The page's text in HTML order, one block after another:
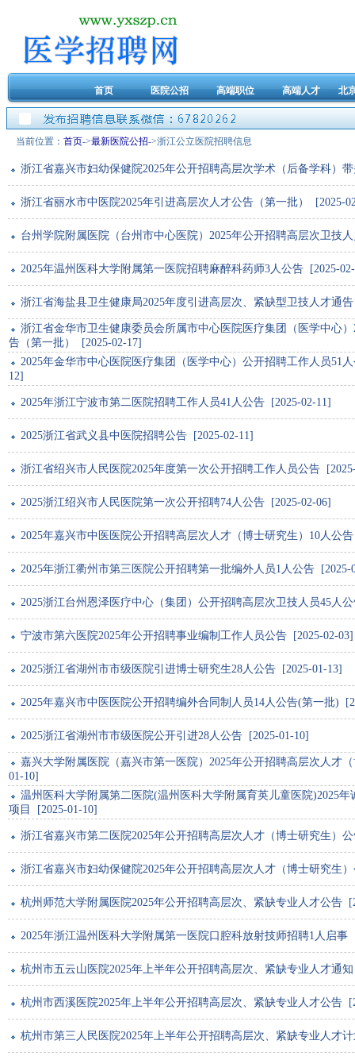
首页 医院公招 高端职位 高端人才 北
当前位置： 首页->最新医院公招->浙江公立医院招聘信息
浙江省嘉兴市妇幼保健院2025年公开招聘高层次学术（后备学科）
浙江省丽水市中医院2025年引进高层次人才公告（第一批） [2025-
台州学院附属医院（台州市中⼼医院）2025年公开招聘⾼层次卫技
2025年温州医科大学附属第一医院招聘麻醉科药师3人公告 [2025-
浙江省海盐县卫生健康局2025年度引进高层次、紧缺型卫技人才通
浙江省金华市卫生健康委员会所属市中心医院医疗集团（医学中心
告（第一批） [2025-02-17]
2025年金华市中心医院医疗集团（医学中心）公开招聘工作人员51
12]
2025年浙江宁波市第二医院招聘工作人员41人公告 [2025-02-11]
2025浙江省武义县中医院招聘公告 [2025-02-11]
浙江省绍兴市人民医院2025年度第一次公开招聘工作人员公告
2025浙江绍兴市人民医院第一次公开招聘74人公告 [2025-02-06]
2025年嘉兴市中医医院公开招聘高层次人才（博士研究生）10人公
2025年浙江衢州市第三医院公开招聘第一批编外人员1人公告 [2025-
2025浙江台州恩泽医疗中心（集团）公开招聘高层次卫技人员45人
宁波市第六医院2025年公开招聘事业编制工作人员公告 [2025-02-03]
2025浙江省湖州市市级医院引进博士研究生28人公告 [2025-01-13]
2025年嘉兴市中医医院公开招聘编外合同制人员14人公告(第一批)
2025浙江省湖州市市级医院公开引进28人公告 [2025-01-10]
嘉兴大学附属医院（嘉兴市第一医院）2025年公开招聘高层次人才
01-10]
温州医科大学附属第二医院(温州医科大学附属育英儿童医院)2025
项目 [2025-01-10]
浙江省嘉兴市第二医院2025年公开招聘高层次人才（博士研究生）
浙江省嘉兴市妇幼保健院2025年公开招聘高层次人才（博士研究生
杭州师范大学附属医院2025年公开招聘高层次、紧缺专业人才公告
2025年浙江温州医科大学附属第一医院口腔科放射技师招聘1人启事
杭州市五云山医院2025年上半年公开招聘高层次、紧缺专业人才通
杭州市西溪医院2025年上半年公开招聘高层次、紧缺专业人才公告
杭州市第三人民医院2025年上半年公开招聘高层次、紧缺专业人才